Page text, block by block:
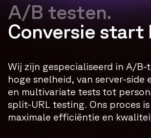
A/B testen.
Conversie start
Wij zijn gespecialiseerd in A/B-
hoge snelheid, van server-side
en multivariate tests tot
split-URL testing. Ons proces
maximale efficiëntie en